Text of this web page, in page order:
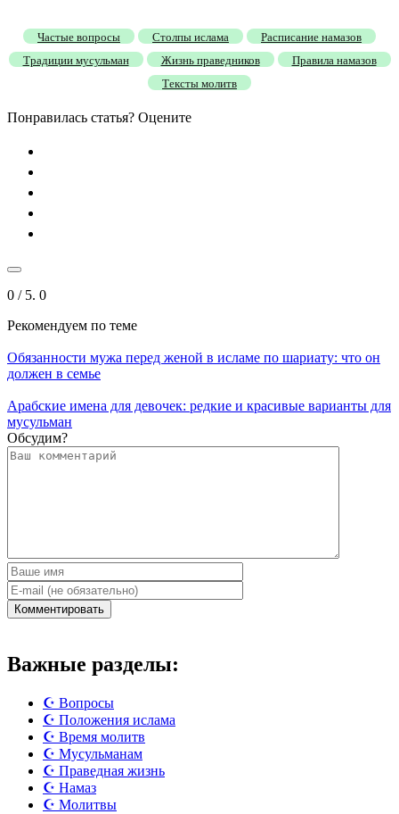
Частые вопросы Столпы ислама
Расписание намазов
Традиции мусульман
Жизнь праведников
Правила намазов
Тексты молитв
Понравилась статья? Оцените
0 / 5. 0
Рекомендуем по теме
Обязанности мужа перед женой в исламе по шариату: что он
должен в семье
Арабские имена для девочек: редкие и красивые варианты для
мусульман
Обсудим?
Важные разделы:
☪️ Вопросы
☪️ Положения ислама
☪️ Время молитв
☪️ Мусульманам
☪️ Праведная жизнь
☪️ Намаз
☪️ Молитвы